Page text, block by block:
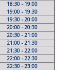
18:30 - 19:00
19:00 - 19:30
19:30 - 20:00
20:00 - 20:30
20:30 - 21:00
21:00 - 21:30
21:30 - 22:00
22:00 - 22:30
22:30 - 23:00